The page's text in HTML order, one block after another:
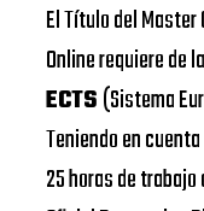
El Título del
Online requiere de
ECTS(Sistema
Teniendo en
25 horas de